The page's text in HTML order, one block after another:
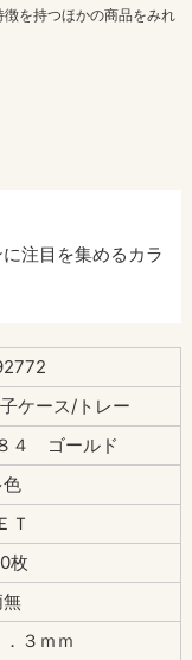
を持つほかの商品をみれ
注目を集めるカラ
ケース/トレー
４ ゴールド
色
Ｔ
枚
３ｍｍ